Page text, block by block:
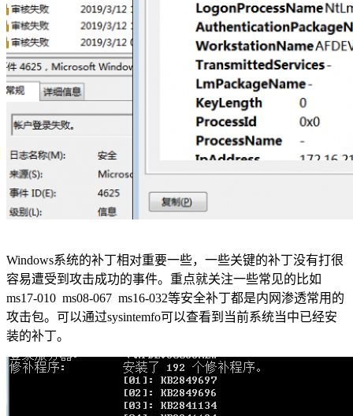
Windows系统的补丁相对重要一些，一些关键的补丁没有打很
容易遭受到攻击成功的事件。重点就关注一些常见的比如
ms17-010 ms08-067 ms16-032等安全补丁都是内网渗透常用的
攻击包。可以通过sysintemfo可以查看到当前系统当中已经安
装的补丁。